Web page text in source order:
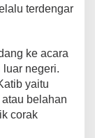
terdengar
ke acara
luar negeri.
yaitu
belahan
corak